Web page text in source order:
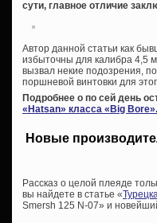
сути, главное отличие
Автор данной статьи как
избыточны для калибра 4,5
вызвал некие подозрения,
поршневой винтовки для
Подробнее о по сей день
«Hatsan» класса «Big Bore».
Новые
Рассказ о целой плеяде
вы найдете в статье «
Smersh 125 N-07» и